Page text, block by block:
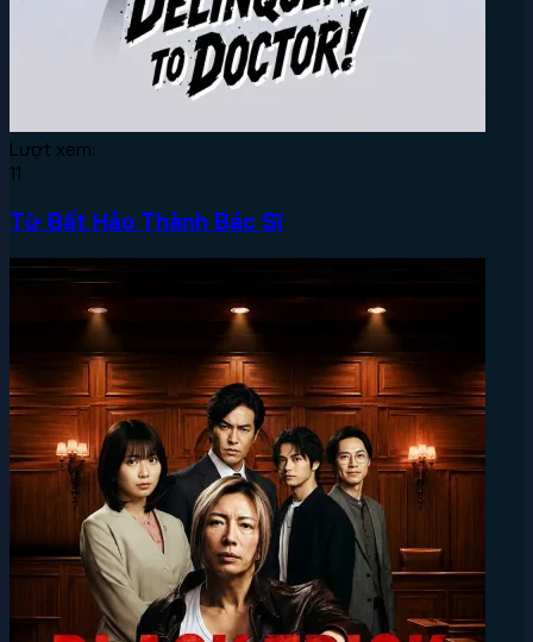
Lượt xem:
11
Từ Bất Hảo Thành Bác Sĩ